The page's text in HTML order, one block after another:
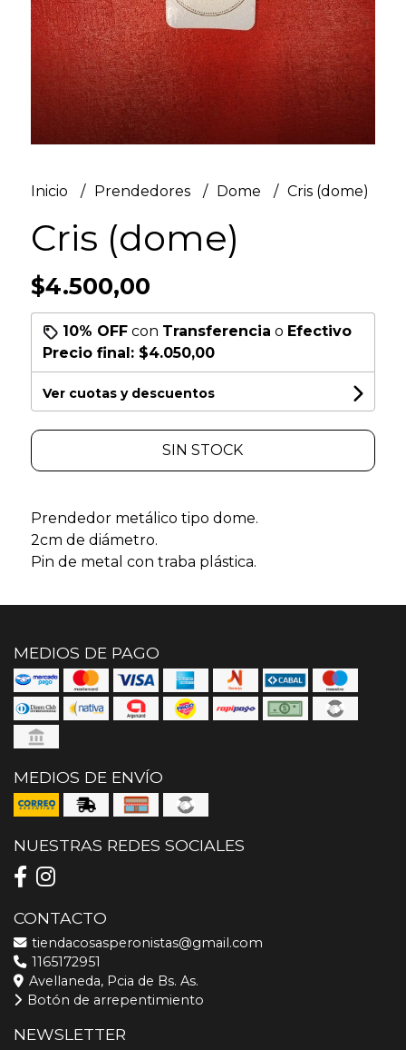
Inicio Prendedores Dome Cris (dome)
Cris (dome)
$4.500,00
10% OFFcon Transferencia o Efectivo
Precio final: $4.050,00
Ver cuotas y descuentos
SIN STOCK
Prendedor metálico tipo dome.
2cm de diámetro.
Pin de metal con traba plástica.
MEDIOS DE PAGO
MEDIOS DE ENVÍO
NUESTRAS REDES SOCIALES
CONTACTO
tiendacosasperonistas@gmail.com
1165172951
Avellaneda, Pcia de Bs. As.
Botón de arrepentimiento
NEWSLETTER